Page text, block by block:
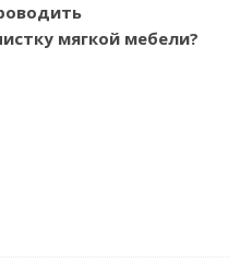
мягкой мебели?